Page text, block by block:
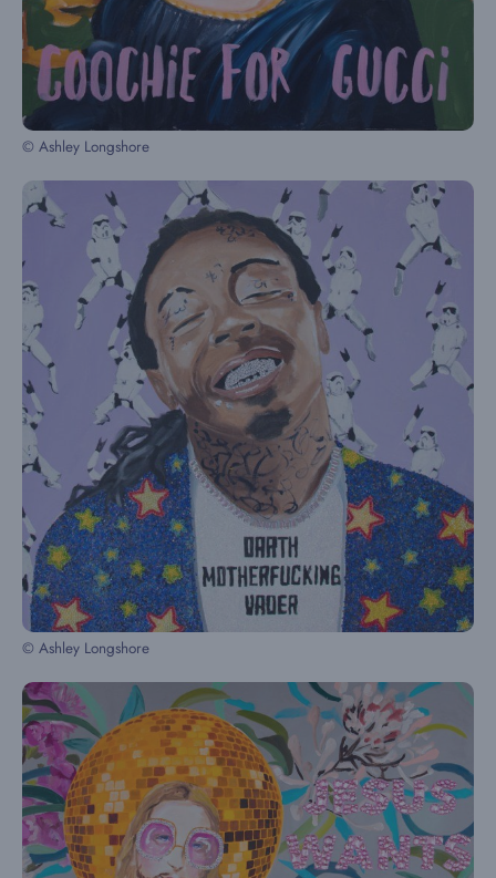
© Ashley Longshore
© Ashley Longshore